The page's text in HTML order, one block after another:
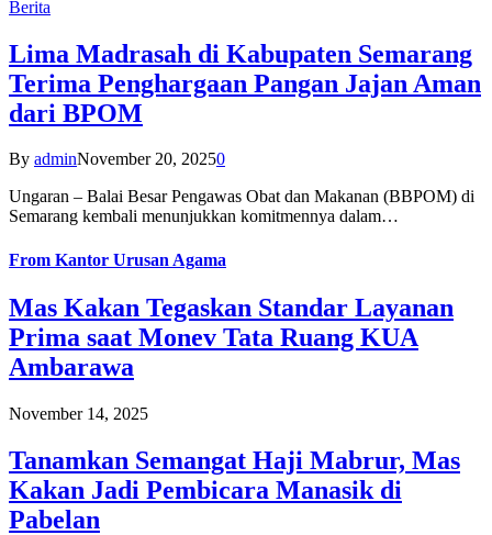
Berita
Lima Madrasah di Kabupaten Semarang
Terima Penghargaan Pangan Jajan Aman
dari BPOM
By adminNovember 20, 20250
Ungaran – Balai Besar Pengawas Obat dan Makanan (BBPOM) di
Semarang kembali menunjukkan komitmennya dalam…
From Kantor Urusan Agama
Mas Kakan Tegaskan Standar Layanan
Prima saat Monev Tata Ruang KUA
Ambarawa
November 14, 2025
Tanamkan Semangat Haji Mabrur, Mas
Kakan Jadi Pembicara Manasik di
Pabelan